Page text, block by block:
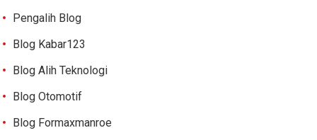
Pengalih Blog
Blog Kabar123
Blog Alih Teknologi
Blog Otomotif
Blog Formaxmanroe